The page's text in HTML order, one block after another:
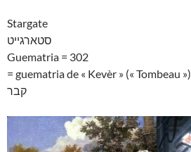
Stargate
סטארגייט
Guematria = 302
= guematria de « Kevèr » (« Tombeau »)
קבר